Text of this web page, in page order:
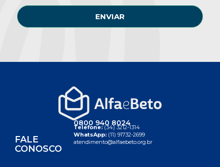
ENVIAR
FALE
CONOSCO
0800 940 8024
Telefone:(34) 3212-1314
WhatsApp: (11) 91732-2699
atendimento@alfaebeto.org.br